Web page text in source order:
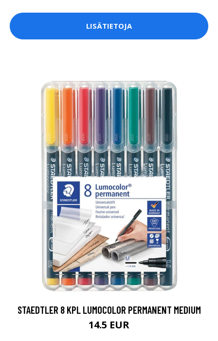
LISÄTIETOJA
STAEDTLER 8 KPL LUMOCOLOR PERMANENT MEDIUM
14.5 EUR